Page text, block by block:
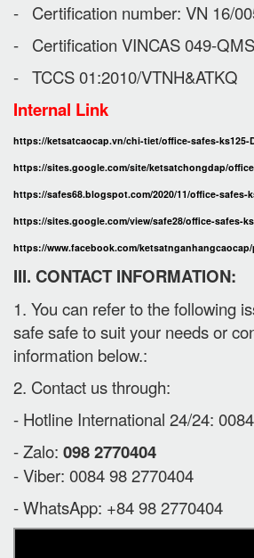
- Certification number: VN 16/
- Certification VINCAS 049-
- TCCS 01:2010/VTNH&ATKQ
Internal Link
https://ketsatcaocap.vn/chi-tiet/office-safes-ks125-
https://sites.google.com/site/ketsatchongdap/
https://safes68.blogspot.com/2020/11/office-safes-
https://sites.google.com/view/safe28/office-safes-
https://www.facebook.com/ketsatnganhangcaocap/
III. CONTACT INFORMATION:
1. You can refer to the following
safe safe to suit your needs or
information below.:
2. Contact us through:
- Hotline International 24/24:
- Zalo: 098 2770404
- Viber: 0084 98 2770404
- WhatsApp: +84 98 2770404